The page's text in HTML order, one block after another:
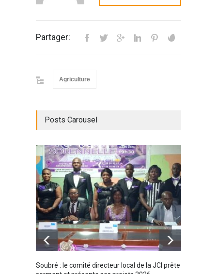
Partager:
Agriculture
Posts Carousel
Soubré : le comité directeur local de la JCI prête